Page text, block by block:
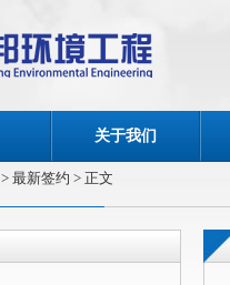
关于我们
> 最新签约 > 正文